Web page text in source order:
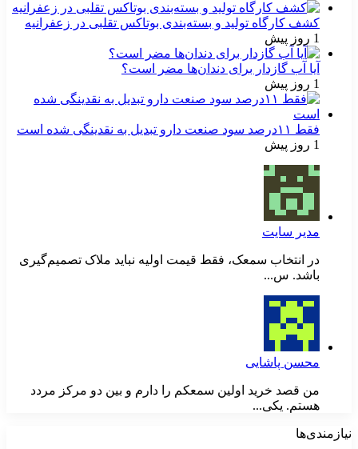
کشف کارگاه تولید و بسته‌بندی بوتاکس تقلبی در زعفرانیه
1 روز پیش
آیا آب گازدار برای دندان‌ها مضر است؟
1 روز پیش
فقط ۱۱‌درصد سود صنعت دارو تبدیل به نقدینگی شده است
1 روز پیش
مدیر سایت
در انتخاب سمعک، فقط قیمت اولیه نباید ملاک تصمیم‌گیری
باشد. س...
محسن پاشایی
من قصد خرید اولین سمعکم را دارم و بین دو مرکز مردد
هستم. یکی...
نیازمندی‌ها